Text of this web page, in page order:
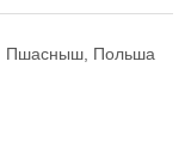
Пшасныш, Польша